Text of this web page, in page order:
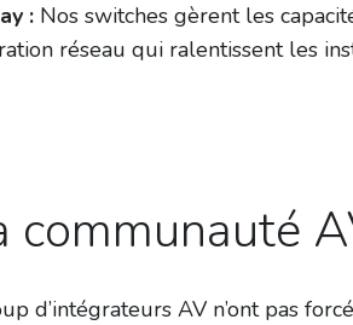
: Nos switches gèrent les
réseau qui ralentissent les
communauté
d’intégrateurs AV n’ont pas